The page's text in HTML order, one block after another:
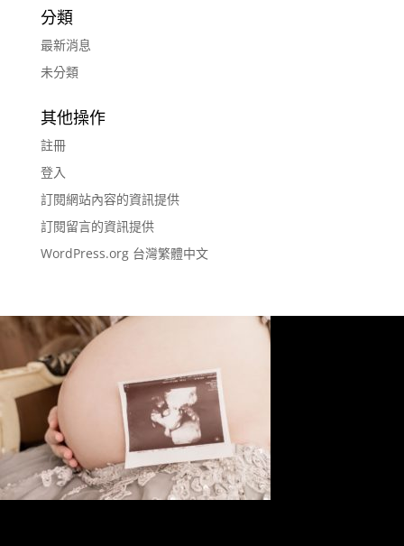
分類
最新消息
未分類
其他操作
註冊
登入
訂閱網站內容的資訊提供
訂閱留言的資訊提供
WordPress.org 台灣繁體中文